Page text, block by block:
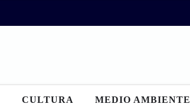
CULTURA MEDIO AMBIENTE